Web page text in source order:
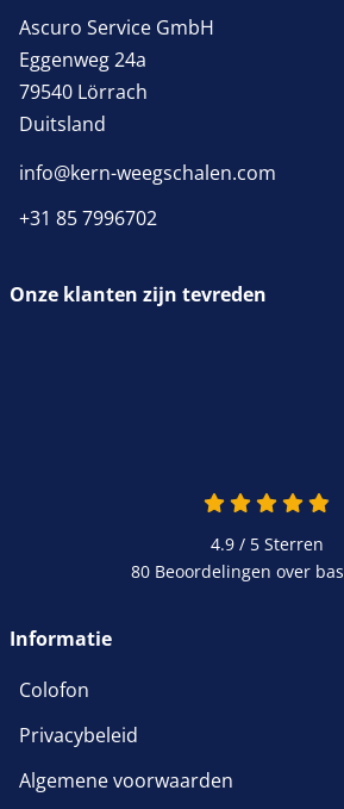
Ascuro Service GmbH
Eggenweg 24a
79540 Lörrach
Duitsland
info@kern-weegschalen.com
+31 85 7996702
Onze klanten zijn tevreden
4.9 / 5Sterren
80 Beoordelingen over
Informatie
Colofon
Privacybeleid
Algemene voorwaarden